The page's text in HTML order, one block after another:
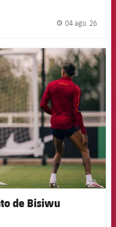
04 ago. 26
badge
de Bisiwu